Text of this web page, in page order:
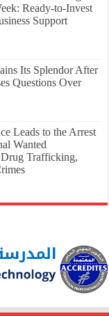
Ready-to-Invest
Support
Its Splendor After
Questions Over
Leads to the Arrest
Wanted
Trafficking,